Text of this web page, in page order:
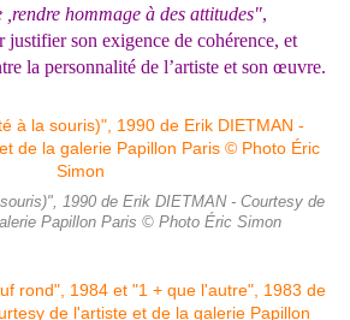
,rendre hommage à des attitudes",
justifier son exigence de cohérence, et
la personnalité de l’artiste et son œuvre.
1990 de Erik DIETMAN - Courtesy de
Papillon Paris © Photo Éric Simon